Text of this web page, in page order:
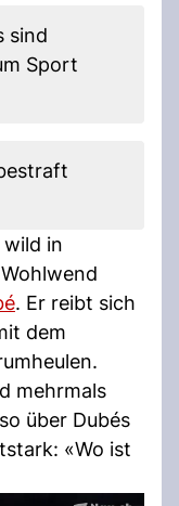
sind
Sport
in
. Er reibt sich
dem
mehrmals
über Dubés
«Wo ist